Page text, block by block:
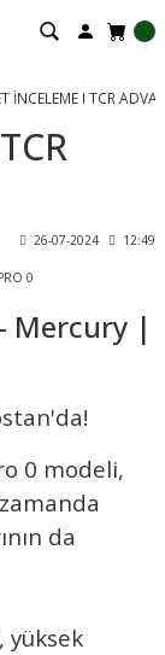
İNCELEME I TCR
26-07-2024 12:49
Mercury |
0 modeli,
da
yüksek